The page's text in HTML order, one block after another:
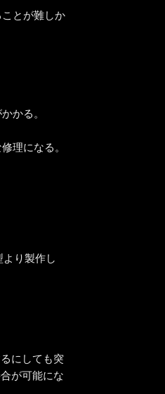
とが難しか
かる。
理になる。
り製作し
にしても突
が可能にな